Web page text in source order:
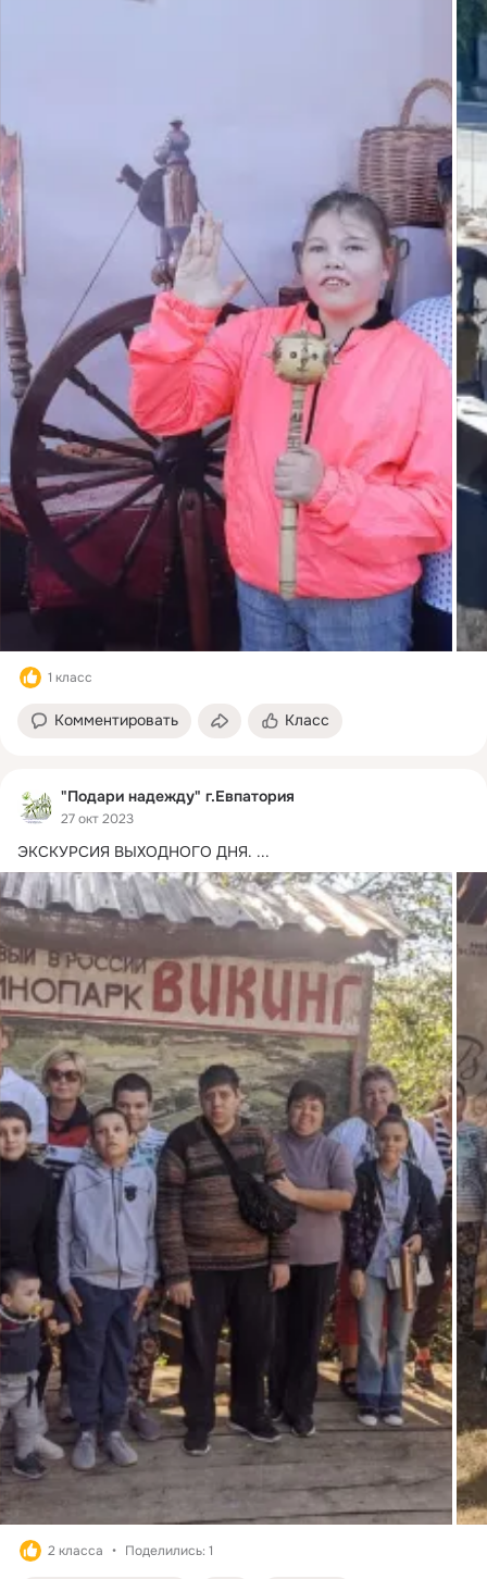
1 класс
Комментировать Класс
"Подари надежду" г.Евпатория
27 окт 2023
ЭКСКУРСИЯ ВЫХОДНОГО ДНЯ. ...
2 класса Поделились: 1